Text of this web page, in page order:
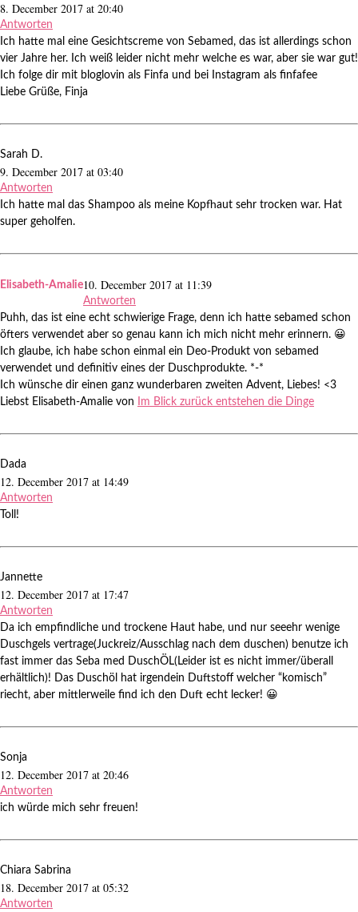
8. December 2017 at 20:40
Antworten
Ich hatte mal eine Gesichtscreme von Sebamed, das ist allerdings schon
vier Jahre her. Ich weiß leider nicht mehr welche es war, aber sie war gut!
Ich folge dir mit bloglovin als Finfa und bei Instagram als finfafee
Liebe Grüße, Finja
Sarah D.
9. December 2017 at 03:40
Antworten
Ich hatte mal das Shampoo als meine Kopfhaut sehr trocken war. Hat
super geholfen.
Elisabeth-Amalie10. December 2017 at 11:39
Antworten
Puhh, das ist eine echt schwierige Frage, denn ich hatte sebamed schon
öfters verwendet aber so genau kann ich mich nicht mehr erinnern. 😀
Ich glaube, ich habe schon einmal ein Deo-Produkt von sebamed
verwendet und definitiv eines der Duschprodukte. *-*
Ich wünsche dir einen ganz wunderbaren zweiten Advent, Liebes! <3
Liebst Elisabeth-Amalie von
Im Blick zurück entstehen die Dinge
Dada
12. December 2017 at 14:49
Antworten
Toll!
Jannette
12. December 2017 at 17:47
Antworten
Da ich empfindliche und trockene Haut habe, und nur seeehr wenige
Duschgels vertrage(Juckreiz/Ausschlag nach dem duschen) benutze ich
fast immer das Seba med DuschÖL(Leider ist es nicht immer/überall
erhältlich)! Das Duschöl hat irgendein Duftstoff welcher “komisch”
riecht, aber mittlerweile find ich den Duft echt lecker! 😀
Sonja
12. December 2017 at 20:46
Antworten
ich würde mich sehr freuen!
Chiara Sabrina
18. December 2017 at 05:32
Antworten